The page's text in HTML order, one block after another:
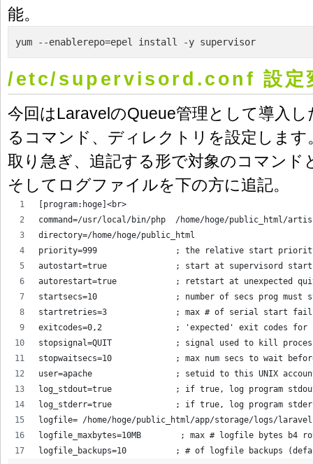
能。
yum --enablerepo=epel install -y supervisor
/etc/supervisord.conf 設定
今回はLaravelのQueue管理として導入
るコマンド、ディレクトリを設定します
取り急ぎ、追記する形で対象のコマンド
そしてログファイルを下の方に追記。
[program:hoge]<br>
command=/usr/local/bin/php  /home/hoge/public_html/
directory=/home/hoge/public_html
priority=999                ; the relative start priority
autostart=true              ; start at supervisord
autorestart=true            ; retstart at unexpected
startsecs=10                ; number of secs prog must
startretries=3              ; max # of serial start
exitcodes=0,2               ; 'expected' exit codes for
stopsignal=QUIT             ; signal used to kill process
stopwaitsecs=10             ; max num secs to wait
user=apache                 ; setuid to this UNIX
log_stdout=true             ; if true, log program
log_stderr=true             ; if true, log program
logfile= /home/hoge/public_html/app/storage/logs/
logfile_maxbytes=10MB        ; max # logfile bytes b4
logfile_backups=10          ; # of logfile backups